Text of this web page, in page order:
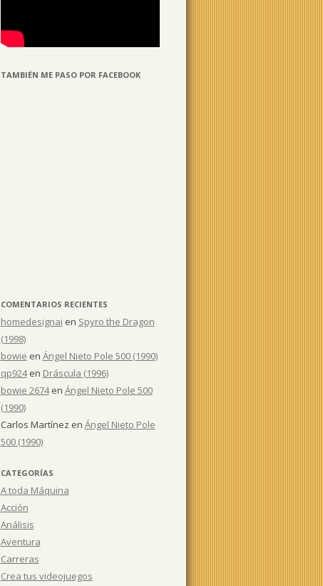
TAMBIÉN ME PASO POR FACEBOOK
COMENTARIOS RECIENTES
homedesignai en Spyro the Dragon
(1998)
bowie en Ángel Nieto Pole 500 (1990)
qp924en Dráscula (1996)
bowie 2674en Ángel Nieto Pole 500
(1990)
Carlos Martínez en Ángel Nieto Pole
500 (1990)
CATEGORÍAS
A toda Máquina
Acción
Análisis
Aventura
Carreras
Crea tus videojuegos